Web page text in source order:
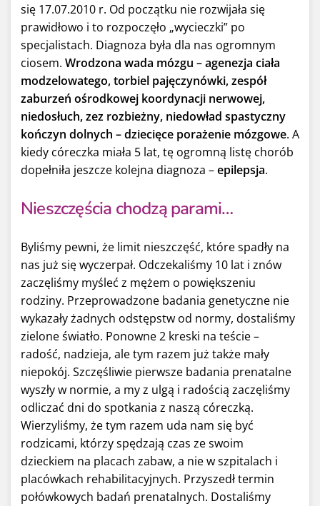
się 17.07.2010 r. Od początku nie rozwijała się
prawidłowo i to rozpoczęło „wycieczki” po
specjalistach. Diagnoza była dla nas ogromnym
ciosem. Wrodzona wada mózgu – agenezja ciała
modzelowatego, torbiel pajęczynówki, zespół
zaburzeń ośrodkowej koordynacji nerwowej,
niedosłuch, zez rozbieżny, niedowład spastyczny
kończyn dolnych – dziecięce porażenie mózgowe. A
kiedy córeczka miała 5 lat, tę ogromną listę chorób
dopełniła jeszcze kolejna diagnoza –epilepsja.
Nieszczęścia chodzą parami…
Byliśmy pewni, że limit nieszczęść, które spadły na
nas już się wyczerpał. Odczekaliśmy 10 lat i znów
zaczęliśmy myśleć z mężem o powiększeniu
rodziny. Przeprowadzone badania genetyczne nie
wykazały żadnych odstępstw od normy, dostaliśmy
zielone światło. Ponowne 2 kreski na teście –
radość, nadzieja, ale tym razem już także mały
niepokój. Szczęśliwie pierwsze badania prenatalne
wyszły w normie, a my z ulgą i radością zaczęliśmy
odliczać dni do spotkania z naszą córeczką.
Wierzyliśmy, że tym razem uda nam się być
rodzicami, którzy spędzają czas ze swoim
dzieckiem na placach zabaw, a nie w szpitalach i
placówkach rehabilitacyjnych. Przyszedł termin
połówkowych badań prenatalnych. Dostaliśmy